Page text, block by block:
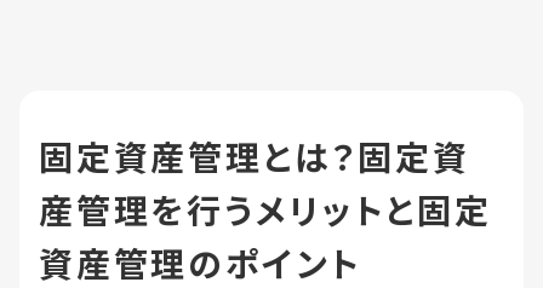
導入事例
お役立ち情報
固定資産管理とは？固定資
産管理を行うメリットと固定
資産管理のポイント